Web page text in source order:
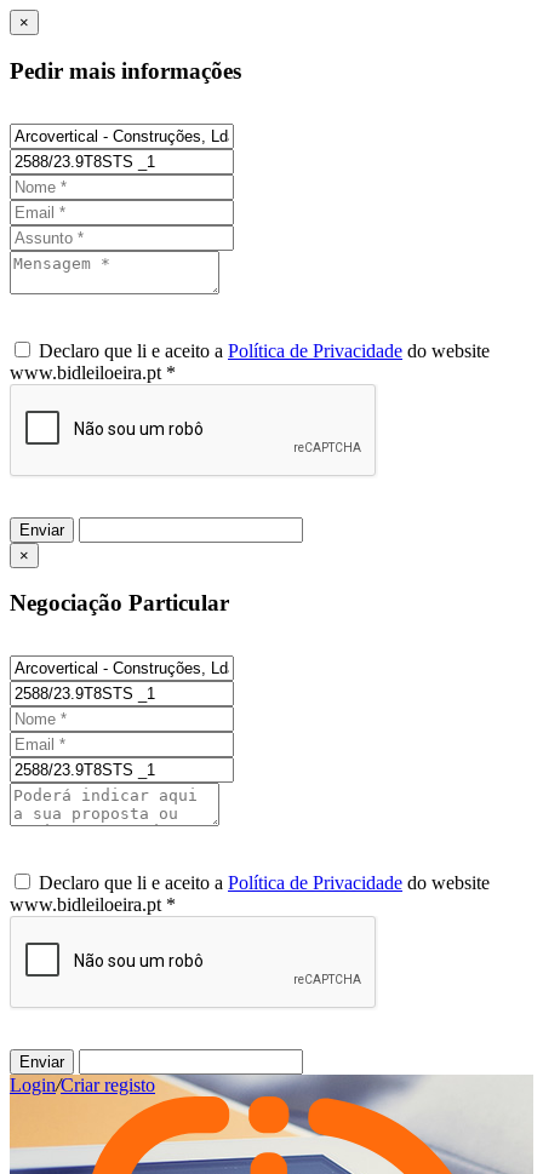
×
Pedir mais informações
Declaro que li e aceito a Política de Privacidade do website
www.bidleiloeira.pt *
Enviar
×
Negociação Particular
Declaro que li e aceito a Política de Privacidade do website
www.bidleiloeira.pt *
Enviar
Login/Criar registo